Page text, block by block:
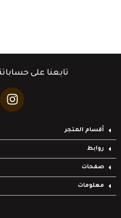
تابعنا على
أقسام المتجر
روابط
صفحات
معلومات